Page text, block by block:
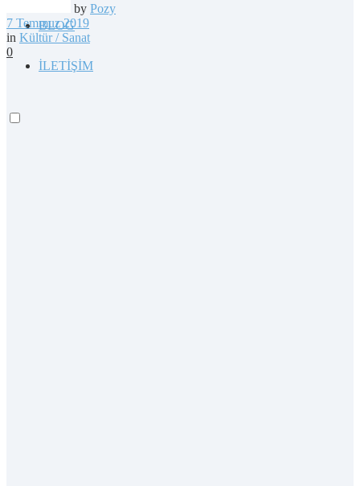
BLOG
İLETİŞİM
by Pozy
7 Temmuz 2019
in Kültür / Sanat
0